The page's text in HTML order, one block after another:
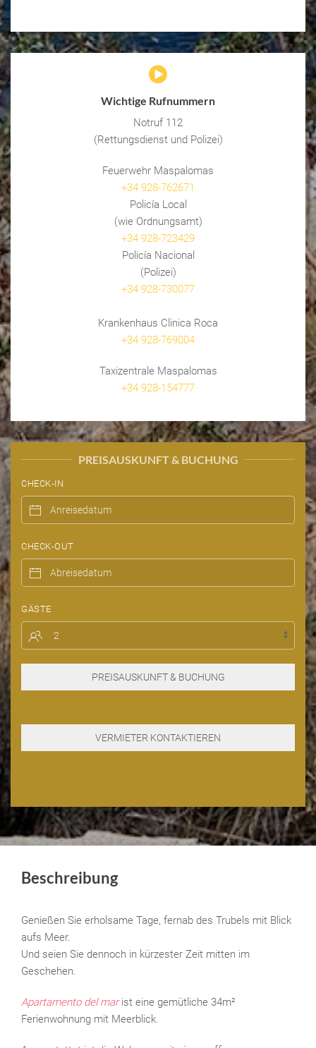
Wichtige Rufnummern
Notruf 112
(Rettungsdienst und Polizei)
Feuerwehr Maspalomas
+34 928-762671
Policía Local
(wie Ordnungsamt)
+34 928-723429
Policía Nacional
(Polizei)
+34 928-730077
Krankenhaus Clinica Roca
+34 928-769004
Taxizentrale Maspalomas
+34 928-154777
PREISAUSKUNFT & BUCHUNG
CHECK-IN
CHECK-OUT
GÄSTE
Beschreibung
Genießen Sie erholsame Tage, fernab des Trubels mit Blick
aufs Meer.
Und seien Sie dennoch in kürzester Zeit mitten im
Geschehen.
Apartamento del marist eine gemütliche 34m²
Ferienwohnung mit Meerblick.